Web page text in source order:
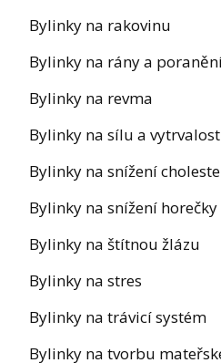
Bylinky na rakovinu
Bylinky na rány a
Bylinky na revma
Bylinky na sílu a vytrvalost
Bylinky na snížení
Bylinky na snížení horečky
Bylinky na štítnou žlázu
Bylinky na stres
Bylinky na trávicí systém
Bylinky na tvorbu